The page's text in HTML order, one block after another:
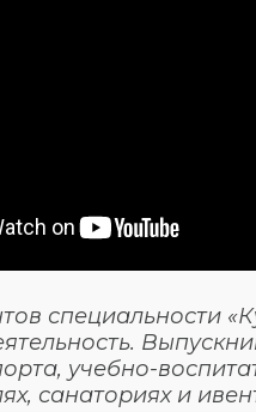
специальности
учебно-
санаториях и